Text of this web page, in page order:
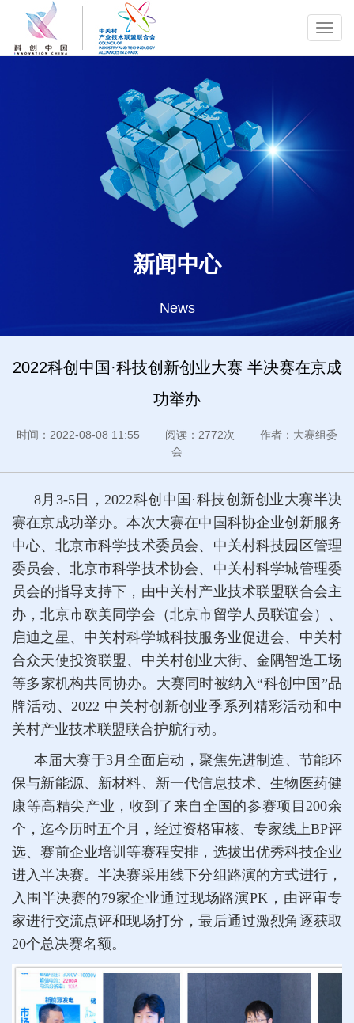
新闻中心
News
2022科创中国·科技创新创业大赛 半决赛在京成
功举办
时间：2022-08-08 11:55 阅读：2772次 作者：大赛组委
会
8月3-5日，2022科创中国·科技创新创业大赛半决
赛在京成功举办。本次大赛在中国科协企业创新服务
中心、北京市科学技术委员会、中关村科技园区管理
委员会、北京市科学技术协会、中关村科学城管理委
员会的指导支持下，由中关村产业技术联盟联合会主
办，北京市欧美同学会（北京市留学人员联谊会）、
启迪之星、中关村科学城科技服务业促进会、中关村
合众天使投资联盟、中关村创业大街、金隅智造工场
等多家机构共同协办。大赛同时被纳入“科创中国”品
牌活动、2022 中关村创新创业季系列精彩活动和中
关村产业技术联盟联合护航行动。
本届大赛于3月全面启动，聚焦先进制造、节能环
保与新能源、新材料、新一代信息技术、生物医药健
康等高精尖产业，收到了来自全国的参赛项目200余
个，迄今历时五个月，经过资格审核、专家线上BP评
选、赛前企业培训等赛程安排，选拔出优秀科技企业
进入半决赛。半决赛采用线下分组路演的方式进行，
入围半决赛的79家企业通过现场路演PK，由评审专
家进行交流点评和现场打分，最后通过激烈角逐获取
20个总决赛名额。